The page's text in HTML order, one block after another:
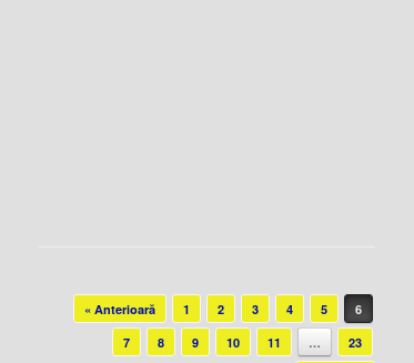
Post navigation
« Anterioară 1 2 3 4 5
6
7
8 9 10 11 …
23